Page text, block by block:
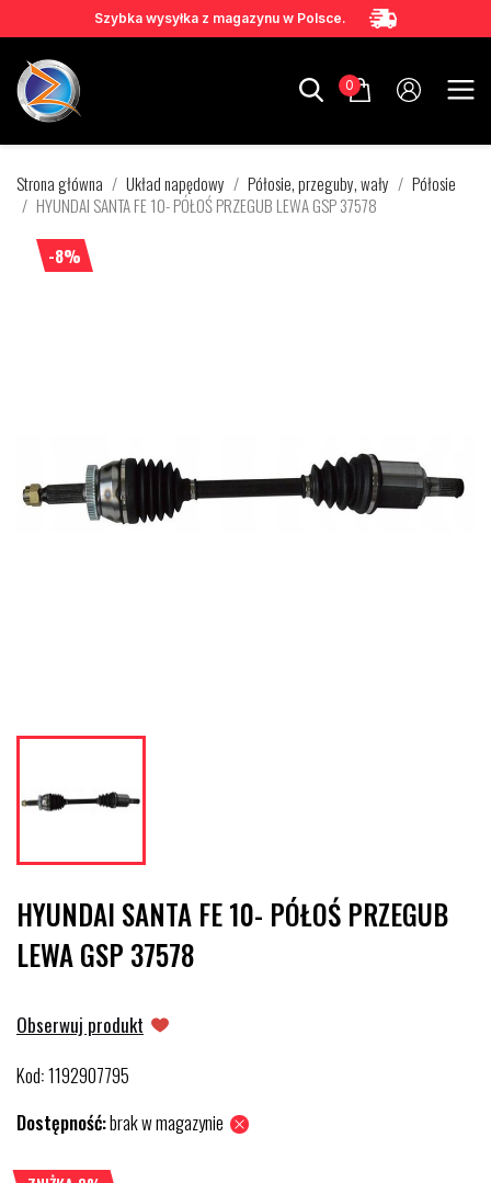
Szybka wysyłka z magazynu w Polsce.
0
Strona główna Układ napędowy Półosie, przeguby, wały
Półosie
HYUNDAI SANTA FE 10- PÓŁOŚ PRZEGUB LEWA GSP 37578
-8%
HYUNDAI SANTA FE 10- PÓŁOŚ PRZEGUB
LEWA GSP 37578
Obserwuj produkt
Kod:1192907795
Dostępność:brak w magazynie